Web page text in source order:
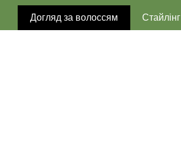
Догляд за волоссям Стайлінг